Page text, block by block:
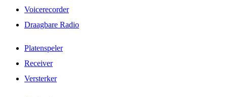
Voicerecorder
Draagbare Radio
Platenspeler
Receiver
Versterker